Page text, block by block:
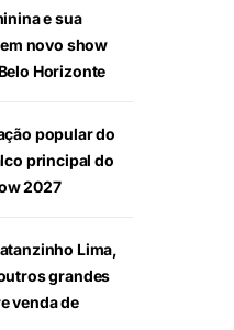
e sua
novo show
Horizonte
popular do
principal do
2027
Lima,
grandes
venda de